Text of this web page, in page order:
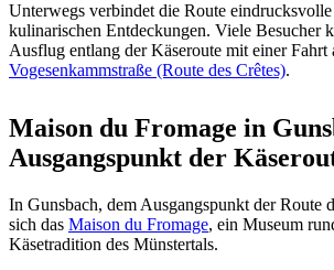
Unterwegs verbindet die Route
kulinarischen Entdeckungen. Viele Besucher
Ausflug entlang der Käseroute mit einer Fahrt
Vogesenkammstraße (Route des Crêtes).
Maison du Fromage in
Ausgangspunkt der
In Gunsbach, dem Ausgangspunkt der Route
sich das Maison du Fromage, ein Museum
Käsetradition des Münstertals.